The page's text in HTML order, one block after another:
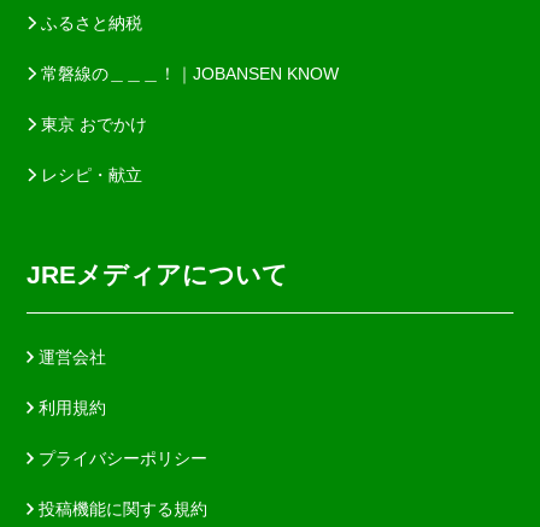
ふるさと納税
常磐線の＿＿＿！｜JOBANSEN KNOW
東京 おでかけ
レシピ・献立
JREメディアについて
運営会社
利用規約
プライバシーポリシー
投稿機能に関する規約